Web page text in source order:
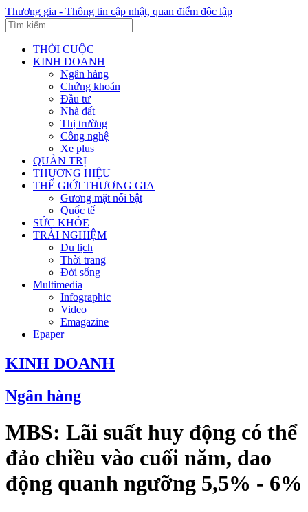
Thương gia - Thông tin cập nhật, quan điểm độc lập
THỜI CUỘC
KINH DOANH
Ngân hàng
Chứng khoán
Đầu tư
Nhà đất
Thị trường
Công nghệ
Xe plus
QUẢN TRỊ
THƯƠNG HIỆU
THẾ GIỚI THƯƠNG GIA
Gương mặt nổi bật
Quốc tế
SỨC KHỎE
TRẢI NGHIỆM
Du lịch
Thời trang
Đời sống
Multimedia
Infographic
Video
Emagazine
Epaper
KINH DOANH
Ngân hàng
MBS: Lãi suất huy động có thể
đảo chiều vào cuối năm, dao
động quanh ngưỡng 5,5% - 6%